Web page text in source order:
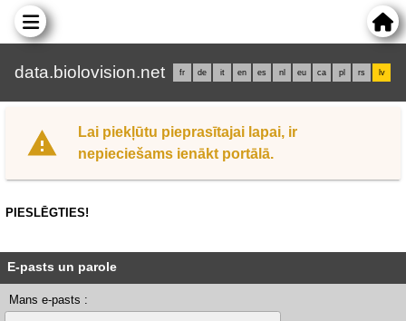
data.biolovision.net fr de it en es nl eu ca pl rs lv
Lai piekļūtu pieprasītajai lapai, ir
nepieciešams ienākt portālā.
PIESLĒGTIES!
E-pasts un parole
Mans e-pasts :